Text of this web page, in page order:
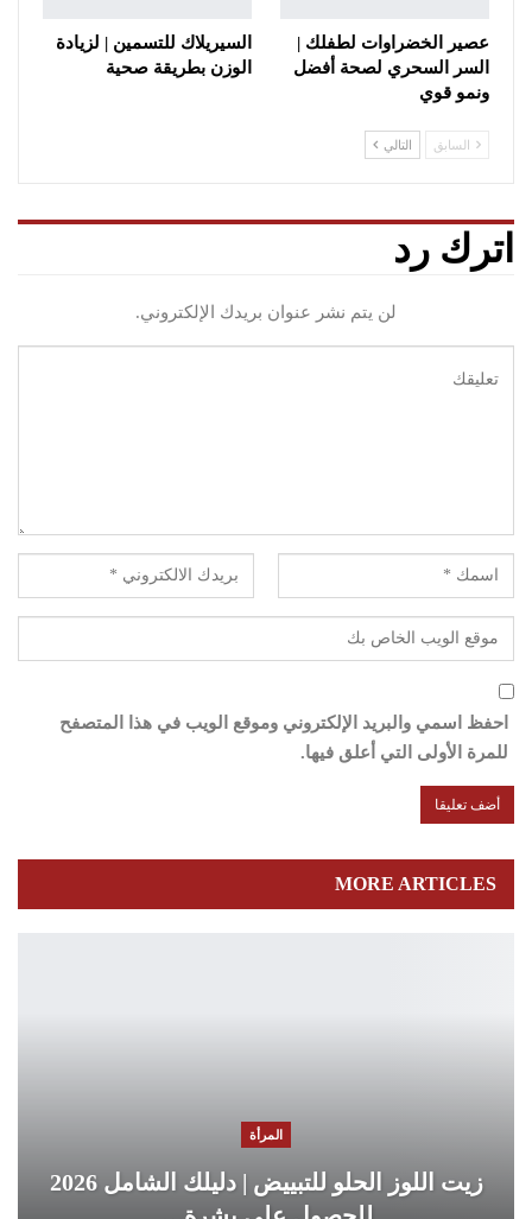
عصير الخضراوات لطفلك |
السر السحري لصحة أفضل
ونمو قوي
السيريلاك للتسمين | لزيادة
الوزن بطريقة صحية
السابق التالي
اترك رد
لن يتم نشر عنوان بريدك الإلكتروني.
احفظ اسمي والبريد الإلكتروني وموقع الويب في هذا المتصفح
للمرة الأولى التي أعلق فيها.
MORE ARTICLES
المرأة
زيت اللوز الحلو للتبييض | دليلك الشامل 2026